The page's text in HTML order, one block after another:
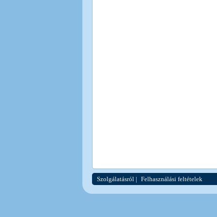
Szolgálatásról | Felhasználási feltételek